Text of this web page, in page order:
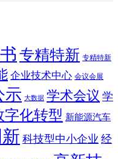
专精特新 专精特新
企业技术中心 会议会展
示 大数据 学术会议 学
字化转型 新能源汽车
科技型中小企业 经